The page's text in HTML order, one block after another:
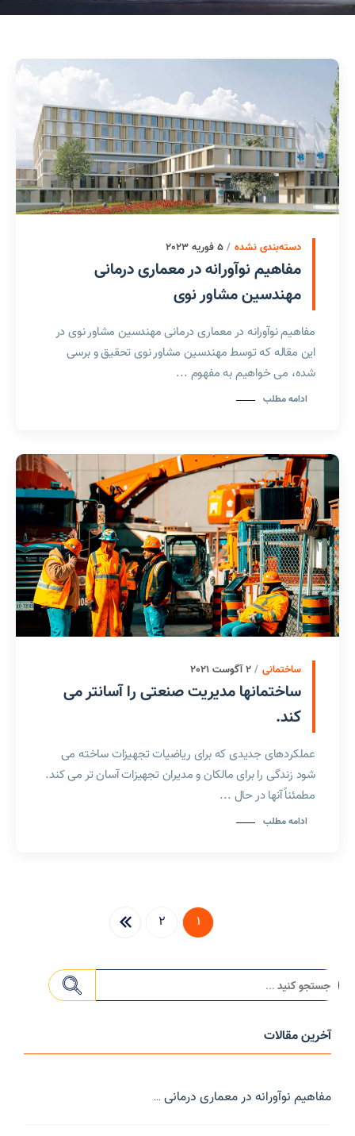
آخرین مقالات
مفاهیم نوآورانه در معماری درمانی ...
دسته‌بندی نشده 5 فوریه 2023
مفاهیم نوآورانه در معماری درمانی
مهندسین مشاور نوی
مفاهیم نوآورانه در معماری درمانی مهندسین مشاور نوی در
این مقاله که توسط مهندسین مشاور نوی تحقیق و برسی
شده، می خواهیم به مفهوم ...
ادامه مطلب
ساختمانی 2 آگوست 2021
ساختمانها مدیریت صنعتی را آسانتر می
کند.
عملکردهای جدیدی که برای ریاضیات تجهیزات ساخته می
شود زندگی را برای مالکان و مدیران تجهیزات آسان تر می کند.
مطمئناً آنها در حال ...
ادامه مطلب
1
2